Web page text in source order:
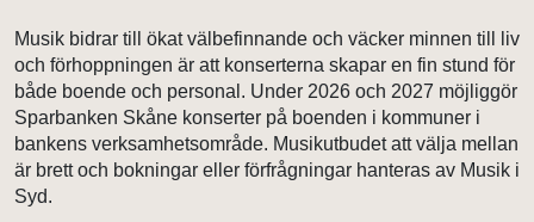
Musik bidrar till ökat välbefinnande och väcker minnen till liv
och förhoppningen är att konserterna skapar en fin stund för
både boende och personal. Under 2026 och 2027 möjliggör
Sparbanken Skåne konserter på boenden i kommuner i
bankens verksamhetsområde. Musikutbudet att välja mellan
är brett och bokningar eller förfrågningar hanteras av Musik i
Syd.